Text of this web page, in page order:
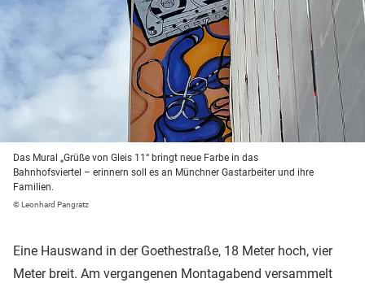
Das Mural „Grüße von Gleis 11“ bringt neue Farbe in das
Bahnhofsviertel – erinnern soll es an Münchner Gastarbeiter und ihre
Familien.
© Leonhard Pangratz
Eine Hauswand in der Goethestraße, 18 Meter hoch, vier
Meter breit. Am vergangenen Montagabend versammelt